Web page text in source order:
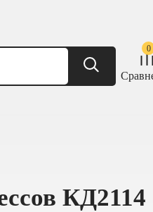
0
КД2114